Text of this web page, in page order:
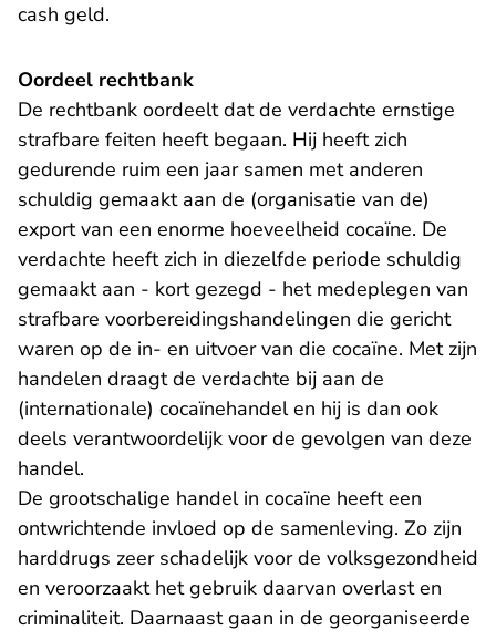
cash geld.
Oordeel rechtbank
De rechtbank oordeelt dat de verdachte ernstige
strafbare feiten heeft begaan. Hij heeft zich
gedurende ruim een jaar samen met anderen
schuldig gemaakt aan de (organisatie van de)
export van een enorme hoeveelheid cocaïne. De
verdachte heeft zich in diezelfde periode schuldig
gemaakt aan - kort gezegd - het medeplegen van
strafbare voorbereidingshandelingen die gericht
waren op de in- en uitvoer van die cocaïne. Met zijn
handelen draagt de verdachte bij aan de
(internationale) cocaïnehandel en hij is dan ook
deels verantwoordelijk voor de gevolgen van deze
handel.
De grootschalige handel in cocaïne heeft een
ontwrichtende invloed op de samenleving. Zo zijn
harddrugs zeer schadelijk voor de volksgezondheid
en veroorzaakt het gebruik daarvan overlast en
criminaliteit. Daarnaast gaan in de georganiseerde